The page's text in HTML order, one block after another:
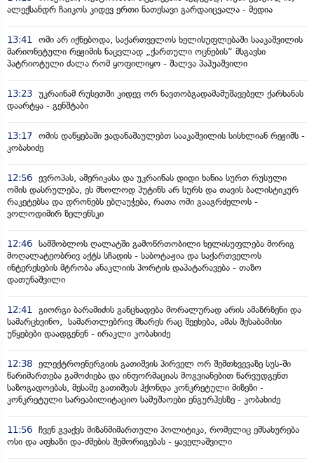
ალექსანდრ ჩაიკოს კიდევ ერთი ნათესავი გარდაიცვალა - მედია
13:41
ომი არ იქნებოდა, საქართველოს ხელისუფლებაში სააკაშვილის
მარიონეტული რეჟიმის ნაცვლად „ქართული ოცნების“ მსგავსი
პატრიოტული ძალა რომ ყოფილიყო - შალვა პაპუაშვილი
13:23 უკრაინამ რუსეთში კიდევ ორ ნავთობგადამამუშავებელ ქარხანას
დაარტყა - გენშტაბი
13:17 ომის დაწყებაში ვადანაშაულებთ სააკაშვილის სისხლიან რეჟიმს -
კობახიძე
12:56 ევროპას, ამერიკასა და უკრაინას დიდი ხანია სურთ რუსული
ომის დასრულება, ეს მხოლოდ პუტინს არ სურს და თავის ბალისტიკურ
რაკეტებსა და დრონებს ებღაუჭება, რათა ომი გააგრძელოს -
ვოლოდიმირ ზელენსკი
12:46 სამშობლოს ღალატში გამოწრთობილი ხელისუფლება მორიგ
მოღალატეობრივ აქტს სჩადის - საბოტაჟია და საქართველოს
ინტერესების მტრობა ანაკლიის პორტის დაპატარავება - თაზო
დათუნაშვილი
12:41
გიორგი ბარამიძის განცხადება მორალურად არის ამაზრზენი და
სამარცხვინო, სამართლებრივ მხარეს რაც შეეხება, ამას შესაბამისი
უწყებები დაადგენენ - ირაკლი კობახიძე
12:38 ელექტროენერგიის გათიშვის პირველ ორ შემთხვევაზე სუს-ში
წარიმართება გამოძიება და ინფორმაციას მოგვიანებით წარვუდგენთ
საზოგადოებას, მესამე გათიშვას ჰქონდა კონკრეტული მიზეზი -
კონკრეტული სარეაბილიტაციო სამუშაოები ენგურჰესზე - კობახიძე
11:56 ჩვენ გვაქვს მიზანმიმართული პოლიტიკა, რომელიც ემსახურება
ოსი და აფხაზი და-ძმების შემორიგებას - ყაველაშვილი